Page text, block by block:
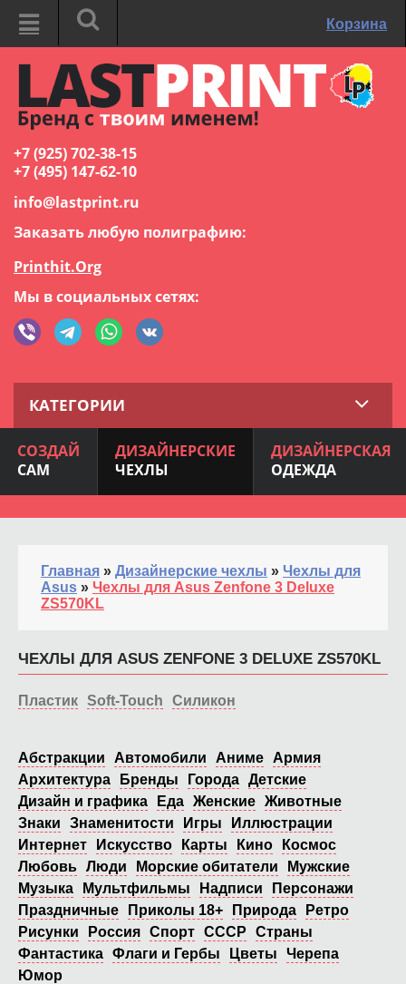
Корзина
+7 (925) 702-38-15
+7 (495) 147-62-10
info@lastprint.ru
Заказать любую полиграфию:
Printhit.Org
Мы в социальных сетях:
КАТЕГОРИИ
СОЗДАЙ
САМ
ДИЗАЙНЕРСКИЕ
ЧЕХЛЫ
ДИЗАЙНЕРСКАЯ
ОДЕЖДА
Главная » Дизайнерские чехлы » Чехлы для
Asus » Чехлы для Asus Zenfone 3 Deluxe
ZS570KL
ЧЕХЛЫ ДЛЯ ASUS ZENFONE 3 DELUXE ZS570KL
Пластик Soft-Touch Силикон
Абстракции Автомобили Аниме
Армия
Архитектура
Бренды Города Детские
Дизайн и графика
Еда Женские Животные
Знаки
Знаменитости Игры
Иллюстрации
Интернет
Искусство Карты Кино
Космос
Любовь Люди Морские обитатели
Мужские
Музыка
Мультфильмы Надписи
Персонажи
Праздничные
Приколы 18+ Природа
Ретро
Рисунки
Россия Спорт СССР
Страны
Фантастика Флаги и Гербы Цветы
Черепа
Юмор